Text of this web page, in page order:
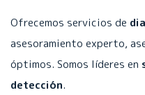
Ofrecemos servicios de
asesoramiento experto,
óptimos. Somos líderes en
detección.